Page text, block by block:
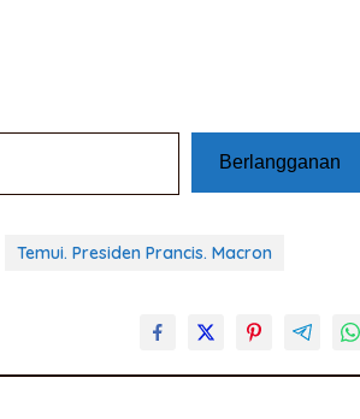
Berlangganan
Temui. Presiden Prancis. Macron